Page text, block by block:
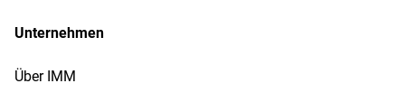
Unternehmen
Über IMM